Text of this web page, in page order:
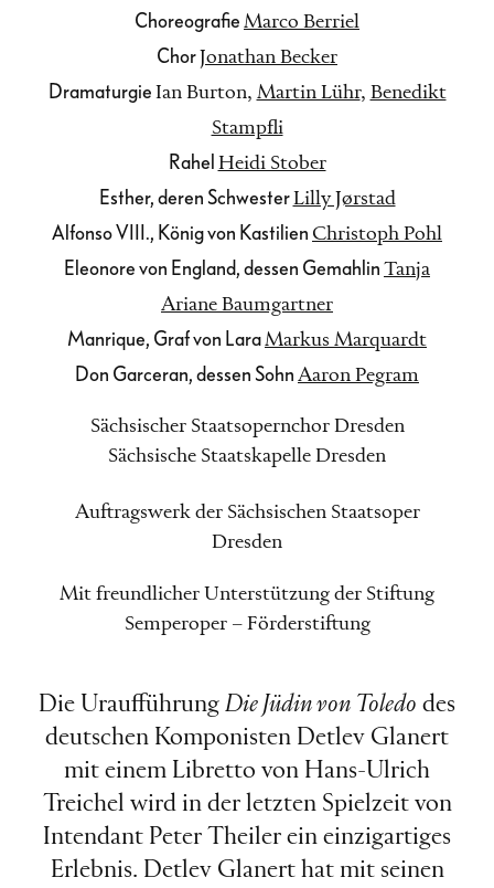
Die Uraufführung Die Jüdin von Toledo des
deutschen Komponisten Detlev Glanert
mit einem Libretto von Hans-Ulrich
Treichel wird in der letzten Spielzeit von
Intendant Peter Theiler ein einzigartiges
Erlebnis. Detlev Glanert hat mit seinen
Choreografie Marco Berriel
ChorJonathan Becker
Dramaturgie Ian Burton, Martin Lühr, Benedikt
Stampfli
Rahel Heidi Stober
Esther, deren SchwesterLilly Jørstad
Alfonso VIII., König von Kastilien Christoph Pohl
Eleonore von England, dessen Gemahlin Tanja
Ariane Baumgartner
Manrique, Graf von LaraMarkus Marquardt
Don Garceran, dessen Sohn Aaron Pegram
Sächsischer Staatsopernchor Dresden
Sächsische Staatskapelle Dresden
Auftragswerk der Sächsischen Staatsoper
Dresden
Mit freundlicher Unterstützung der Stiftung
Semperoper – Förderstiftung